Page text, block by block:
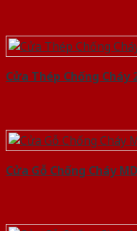
Cửa Thép Chống Cháy
Cửa Gỗ Chống Cháy